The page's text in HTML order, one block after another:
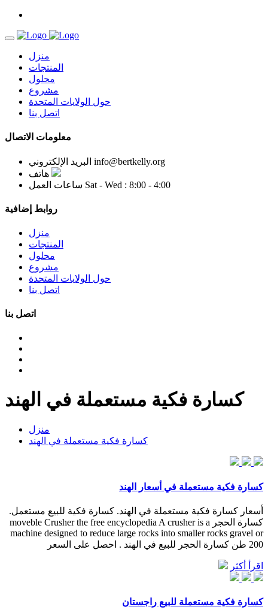
منزل
المنتجات
محلول
مشروع
حول الولايات المتحدة
اتصل بنا
معلومات الاتصال
البريد الإلكتروني info@bertkelly.org
هاتف
ساعات العمل Sat - Wed : 8:00 - 4:00
روابط إضافية
منزل
المنتجات
محلول
مشروع
حول الولايات المتحدة
اتصل بنا
اتصل بنا
كسارة فكية مستعملة في الهند
منزل
كسارة فكية مستعملة في الهند
كسارة فكية مستعملة في أسعار الهند
أسعار كسارة فكية مستعملة في الهند. كسارة فكية للبيع مستعمل.
كسارة الحجر moveble Crusher the free encyclopedia A crusher is a
machine designed to reduce large rocks into smaller rocks gravel or
200 طن كسارة الحجر للبيع في الهند . احصل على السعر
اقرأ أكثر
كسارة فكية مستعملة للبيع راجستان